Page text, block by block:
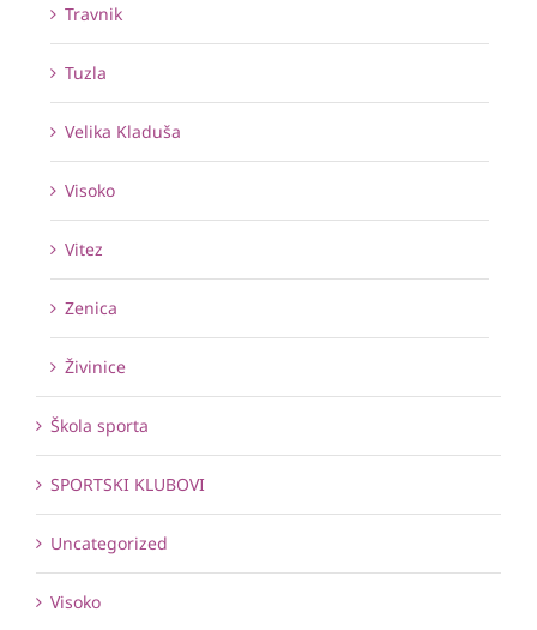
Travnik
Tuzla
Velika Kladuša
Visoko
Vitez
Zenica
Živinice
Škola sporta
SPORTSKI KLUBOVI
Uncategorized
Visoko